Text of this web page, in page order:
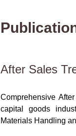
After Sales
Comprehensive
capital goods
Materials Handling